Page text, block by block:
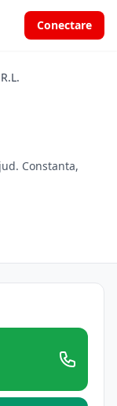
Conectare
Constanta,